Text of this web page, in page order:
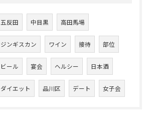
五反田 中目黒 高田馬場
ジンギスカン ワイン 接待 部位
ビール 宴会 ヘルシー 日本酒
ダイエット 品川区 デート 女子会